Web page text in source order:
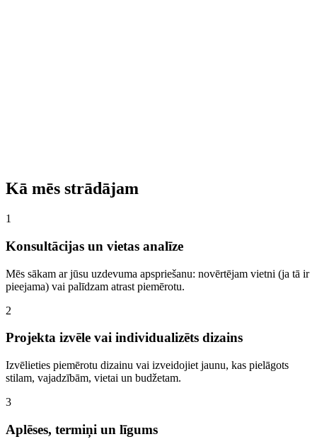
Kā mēs strādājam
1
Konsultācijas un vietas analīze
Mēs sākam ar jūsu uzdevuma apspriešanu: novērtējam vietni (ja tā ir
pieejama) vai palīdzam atrast piemērotu.
2
Projekta izvēle vai individualizēts dizains
Izvēlieties piemērotu dizainu vai izveidojiet jaunu, kas pielāgots
stilam, vajadzībām, vietai un budžetam.
3
Aplēses, termiņi un līgums